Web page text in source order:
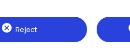
Reject